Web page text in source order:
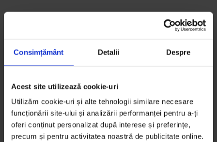
Consimțământ Detalii Despre
Acest site utilizează cookie-uri
Utilizăm cookie-uri și alte tehnologii similare necesare
funcționării site-ului și analizării performanței pentru a-ți
oferi conținut personalizat după interese și preferințe,
precum și pentru activitatea noastră de publicitate online.